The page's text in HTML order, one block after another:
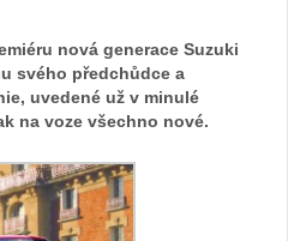
nová generace Suzuki
svého předchůdce a
uvedené už v minulé
na voze všechno nové.